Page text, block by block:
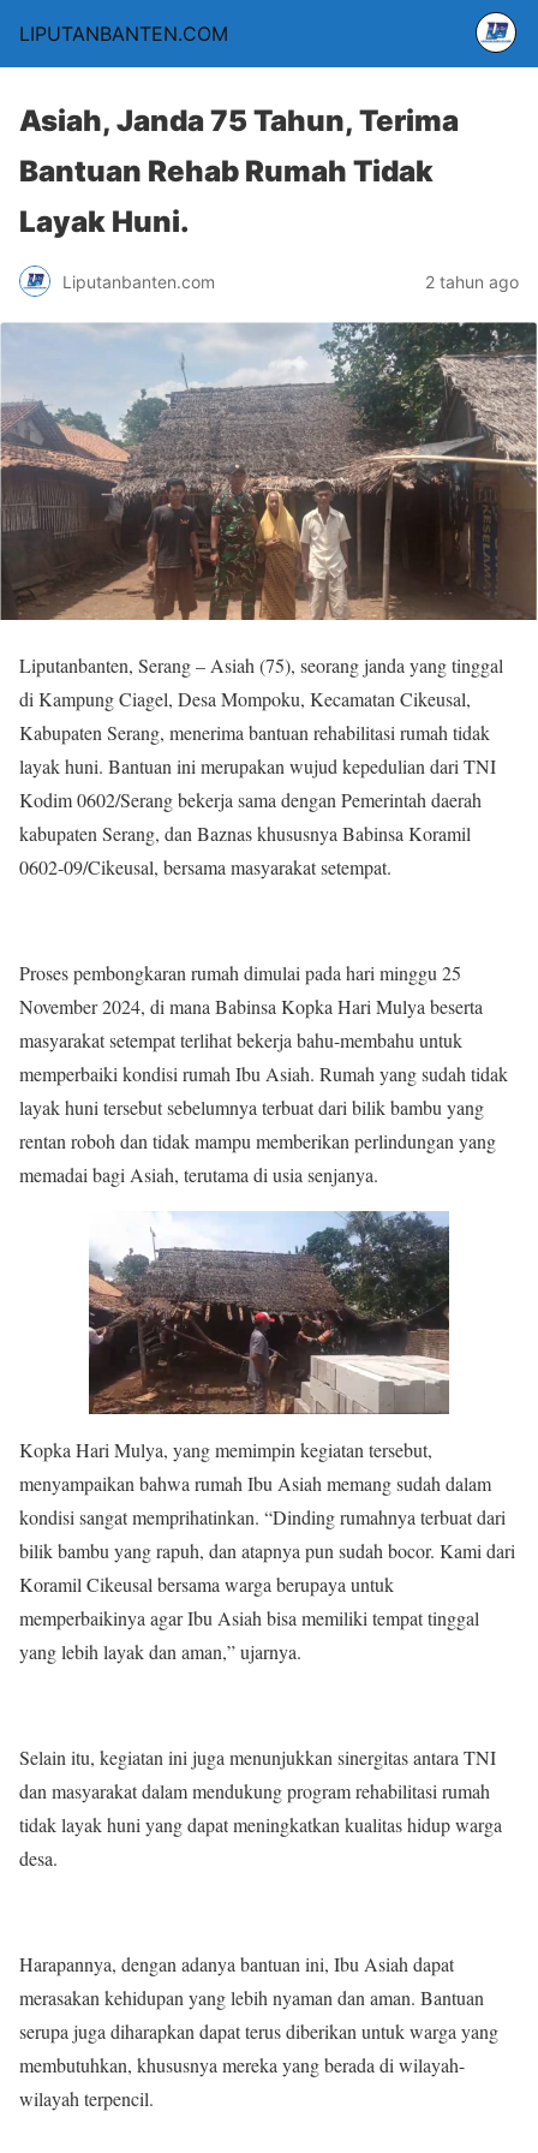
LIPUTANBANTEN.COM
Asiah, Janda 75 Tahun, Terima
Bantuan Rehab Rumah Tidak
Layak Huni.
Liputanbanten.com 2 tahun ago
Liputanbanten, Serang – Asiah (75), seorang janda yang tinggal
di Kampung Ciagel, Desa Mompoku, Kecamatan Cikeusal,
Kabupaten Serang, menerima bantuan rehabilitasi rumah tidak
layak huni. Bantuan ini merupakan wujud kepedulian dari TNI
Kodim 0602/Serang bekerja sama dengan Pemerintah daerah
kabupaten Serang, dan Baznas khususnya Babinsa Koramil
0602-09/Cikeusal, bersama masyarakat setempat.
Proses pembongkaran rumah dimulai pada hari minggu 25
November 2024, di mana Babinsa Kopka Hari Mulya beserta
masyarakat setempat terlihat bekerja bahu-membahu untuk
memperbaiki kondisi rumah Ibu Asiah. Rumah yang sudah tidak
layak huni tersebut sebelumnya terbuat dari bilik bambu yang
rentan roboh dan tidak mampu memberikan perlindungan yang
memadai bagi Asiah, terutama di usia senjanya.
Kopka Hari Mulya, yang memimpin kegiatan tersebut,
menyampaikan bahwa rumah Ibu Asiah memang sudah dalam
kondisi sangat memprihatinkan. “Dinding rumahnya terbuat dari
bilik bambu yang rapuh, dan atapnya pun sudah bocor. Kami dari
Koramil Cikeusal bersama warga berupaya untuk
memperbaikinya agar Ibu Asiah bisa memiliki tempat tinggal
yang lebih layak dan aman,” ujarnya.
Selain itu, kegiatan ini juga menunjukkan sinergitas antara TNI
dan masyarakat dalam mendukung program rehabilitasi rumah
tidak layak huni yang dapat meningkatkan kualitas hidup warga
desa.
Harapannya, dengan adanya bantuan ini, Ibu Asiah dapat
merasakan kehidupan yang lebih nyaman dan aman. Bantuan
serupa juga diharapkan dapat terus diberikan untuk warga yang
membutuhkan, khususnya mereka yang berada di wilayah-
wilayah terpencil.